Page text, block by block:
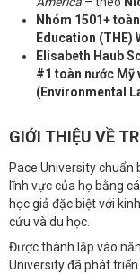
Nhóm 1501+
Education (THE)
Elisabeth Haub
#1 toàn nước Mỹ
(Environmental
GIỚI THIỆU VỀ
Pace University chuẩn
lĩnh vực của họ bằng
học giả đặc biệt với
cứu và du học.
Được thành lập vào
University đã phát